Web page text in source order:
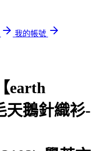
我的帳號
earth
天鵝針織衫-